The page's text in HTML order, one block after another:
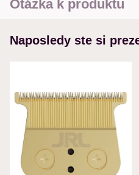
Otázka k produktu
MENO
VAŠA OTÁZKA K PRODUKTU
Naposledy ste si